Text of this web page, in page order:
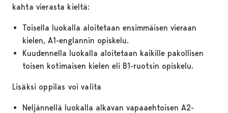
kahta vierasta kieltä:
Toisella luokalla aloitetaan ensimmäisen vieraan
kielen, A1-englannin opiskelu.
Kuudennella luokalla aloitetaan kaikille pakollisen
toisen kotimaisen kielen eli B1-ruotsin opiskelu.
Lisäksi oppilas voi valita
Neljännellä luokalla alkavan vapaaehtoisen A2-